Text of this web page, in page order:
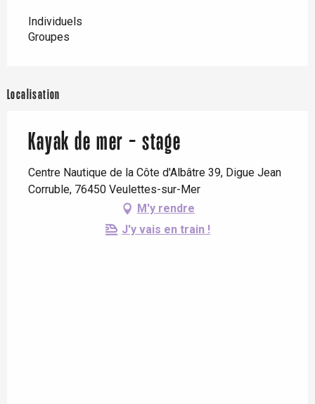
Individuels
Groupes
Localisation
Kayak de mer - stage
Centre Nautique de la Côte d'Albâtre 39, Digue Jean
Corruble, 76450 Veulettes-sur-Mer
M'y rendre
J'y vais en train !